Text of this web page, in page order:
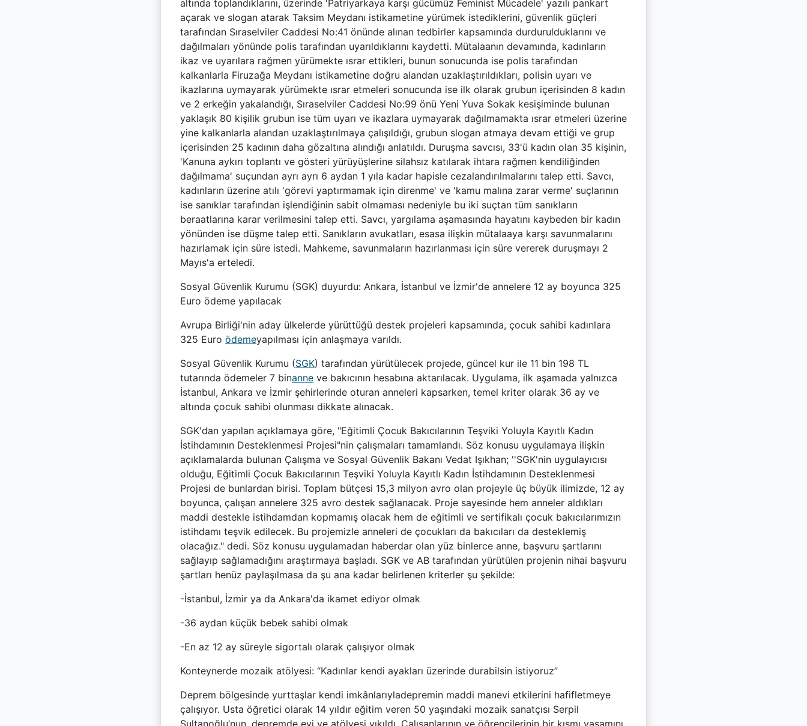
altında toplandıklarını, üzerinde 'Patriyarkaya karşı gücümüz Feminist Mücadele' yazılı pankart
açarak ve slogan atarak Taksim Meydanı istikametine yürümek istediklerini, güvenlik güçleri
tarafından Sıraselviler Caddesi No:41 önünde alınan tedbirler kapsamında durdurulduklarını ve
dağılmaları yönünde polis tarafından uyarıldıklarını kaydetti. Mütalaanın devamında, kadınların
ikaz ve uyarılara rağmen yürümekte ısrar ettikleri, bunun sonucunda ise polis tarafından
kalkanlarla Firuzağa Meydanı istikametine doğru alandan uzaklaştırıldıkları, polisin uyarı ve
ikazlarına uymayarak yürümekte ısrar etmeleri sonucunda ise ilk olarak grubun içerisinden 8 kadın
ve 2 erkeğin yakalandığı, Sıraselviler Caddesi No:99 önü Yeni Yuva Sokak kesişiminde bulunan
yaklaşık 80 kişilik grubun ise tüm uyarı ve ikazlara uymayarak dağılmamakta ısrar etmeleri üzerine
yine kalkanlarla alandan uzaklaştırılmaya çalışıldığı, grubun slogan atmaya devam ettiği ve grup
içerisinden 25 kadının daha gözaltına alındığı anlatıldı. Duruşma savcısı, 33'ü kadın olan 35 kişinin,
'Kanuna aykırı toplantı ve gösteri yürüyüşlerine silahsız katılarak ihtara rağmen kendiliğinden
dağılmama' suçundan ayrı ayrı 6 aydan 1 yıla kadar hapisle cezalandırılmalarını talep etti. Savcı,
kadınların üzerine atılı 'görevi yaptırmamak için direnme' ve 'kamu malına zarar verme' suçlarının
ise sanıklar tarafından işlendiğinin sabit olmaması nedeniyle bu iki suçtan tüm sanıkların
beraatlarına karar verilmesini talep etti. Savcı, yargılama aşamasında hayatını kaybeden bir kadın
yönünden ise düşme talep etti. Sanıkların avukatları, esasa ilişkin mütalaaya karşı savunmalarını
hazırlamak için süre istedi. Mahkeme, savunmaların hazırlanması için süre vererek duruşmayı 2
Mayıs'a erteledi.
Sosyal Güvenlik Kurumu (SGK) duyurdu: Ankara, İstanbul ve İzmir'de annelere 12 ay boyunca 325
Euro ödeme yapılacak
Avrupa Birliği'nin aday ülkelerde yürüttüğü destek projeleri kapsamında, çocuk sahibi kadınlara
325 Euro ödemeyapılması için anlaşmaya varıldı.
Sosyal Güvenlik Kurumu (SGK) tarafından yürütülecek projede, güncel kur ile 11 bin 198 TL
tutarında ödemeler 7 binanne ve bakıcının hesabına aktarılacak. Uygulama, ilk aşamada yalnızca
İstanbul, Ankara ve İzmir şehirlerinde oturan anneleri kapsarken, temel kriter olarak 36 ay ve
altında çocuk sahibi olunması dikkate alınacak.
SGK'dan yapılan açıklamaya göre, "Eğitimli Çocuk Bakıcılarının Teşviki Yoluyla Kayıtlı Kadın
İstihdamının Desteklenmesi Projesi"nin çalışmaları tamamlandı. Söz konusu uygulamaya ilişkin
açıklamalarda bulunan Çalışma ve Sosyal Güvenlik Bakanı Vedat Işıkhan; ''SGK'nin uygulayıcısı
olduğu, Eğitimli Çocuk Bakıcılarının Teşviki Yoluyla Kayıtlı Kadın İstihdamının Desteklenmesi
Projesi de bunlardan birisi. Toplam bütçesi 15,3 milyon avro olan projeyle üç büyük ilimizde, 12 ay
boyunca, çalışan annelere 325 avro destek sağlanacak. Proje sayesinde hem anneler aldıkları
maddi destekle istihdamdan kopmamış olacak hem de eğitimli ve sertifikalı çocuk bakıcılarımızın
istihdamı teşvik edilecek. Bu projemizle anneleri de çocukları da bakıcıları da desteklemiş
olacağız." dedi. Söz konusu uygulamadan haberdar olan yüz binlerce anne, başvuru şartlarını
sağlayıp sağlamadığını araştırmaya başladı. SGK ve AB tarafından yürütülen projenin nihai başvuru
şartları henüz paylaşılmasa da şu ana kadar belirlenen kriterler şu şekilde:
-İstanbul, İzmir ya da Ankara'da ikamet ediyor olmak
-36 aydan küçük bebek sahibi olmak
-En az 12 ay süreyle sigortalı olarak çalışıyor olmak
Konteynerde mozaik atölyesi: “Kadınlar kendi ayakları üzerinde durabilsin istiyoruz”
Deprem bölgesinde yurttaşlar kendi imkânlarıyladepremin maddi manevi etkilerini hafifletmeye
çalışıyor. Usta öğretici olarak 14 yıldır eğitim veren 50 yaşındaki mozaik sanatçısı Serpil